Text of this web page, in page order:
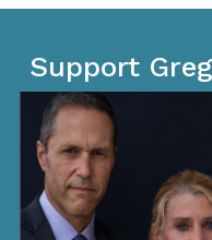
Support